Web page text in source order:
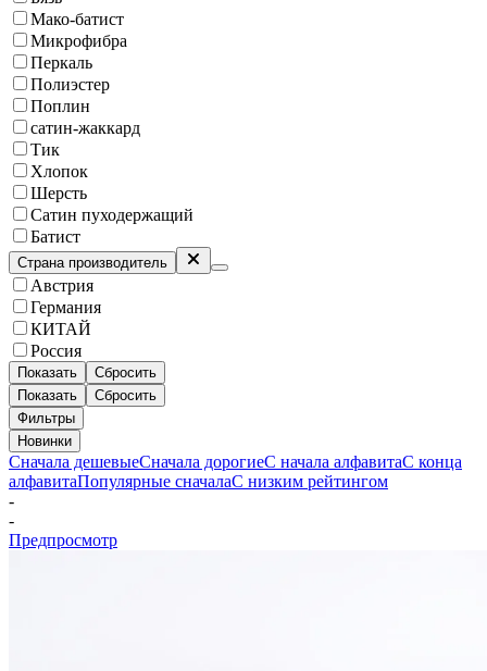
Мако-батист
Микрофибра
Перкаль
Полиэстер
Поплин
сатин-жаккард
Тик
Хлопок
Шерсть
Сатин пуходержащий
Батист
Страна производитель
Австрия
Германия
КИТАЙ
Россия
Показать
Сбросить
Показать
Сбросить
Фильтры
Новинки
Сначала дешевыеСначала дорогиеС начала алфавитаС конца
алфавитаПопулярные сначалаС низким рейтингом
-
-
Предпросмотр